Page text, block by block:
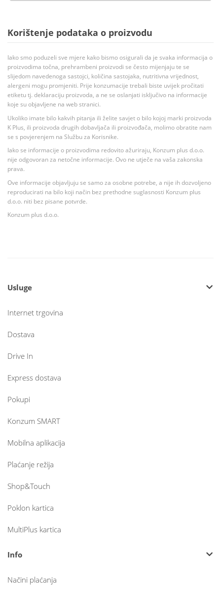
Korištenje podataka o proizvodu
Iako smo poduzeli sve mjere kako bismo osigurali da je svaka informacija o
proizvodima točna, prehrambeni proizvodi se često mijenjaju te se
slijedom navedenoga sastojci, količina sastojaka, nutritivna vrijednost,
alergeni mogu promjeniti. Prije konzumacije trebali biste uvijek pročitati
etiketu tj. deklaraciju proizvoda, a ne se oslanjati isključivo na informacije
koje su objavljene na web stranici.
Ukoliko imate bilo kakvih pitanja ili želite savjet o bilo kojoj marki proizvoda
K Plus, ili proizvoda drugih dobavljača ili proizvođača, molimo obratite nam
se s povjerenjem na Službu za Korisnike.
Iako se informacije o proizvodima redovito ažuriraju, Konzum plus d.o.o.
nije odgovoran za netočne informacije. Ovo ne utječe na vaša zakonska
prava.
Ove informacije objavljuju se samo za osobne potrebe, a nije ih dozvoljeno
reproducirati na bilo koji način bez prethodne suglasnosti Konzum plus
d.o.o. niti bez pisane potvrde.
Konzum plus d.o.o.
Usluge
Internet trgovina
Dostava
Drive In
Express dostava
Pokupi
Konzum SMART
Mobilna aplikacija
Plaćanje režija
Shop&Touch
Poklon kartica
MultiPlus kartica
Info
Načini plaćanja